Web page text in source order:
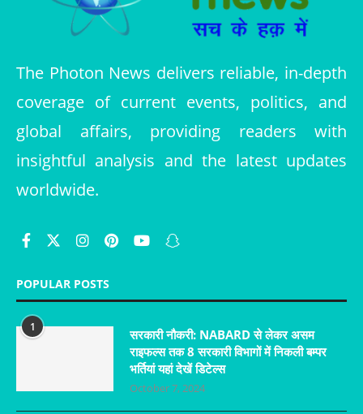
The Photon News delivers reliable, in-depth
coverage of current events, politics, and
global affairs, providing readers with
insightful analysis and the latest updates
worldwide.
POPULAR POSTS
1
सरकारी नौकरी: NABARD से लेकर असम
राइफल्स तक 8 सरकारी विभागों में निकली बम्पर
भर्तियां यहां देखें डिटेल्स
October 7, 2024